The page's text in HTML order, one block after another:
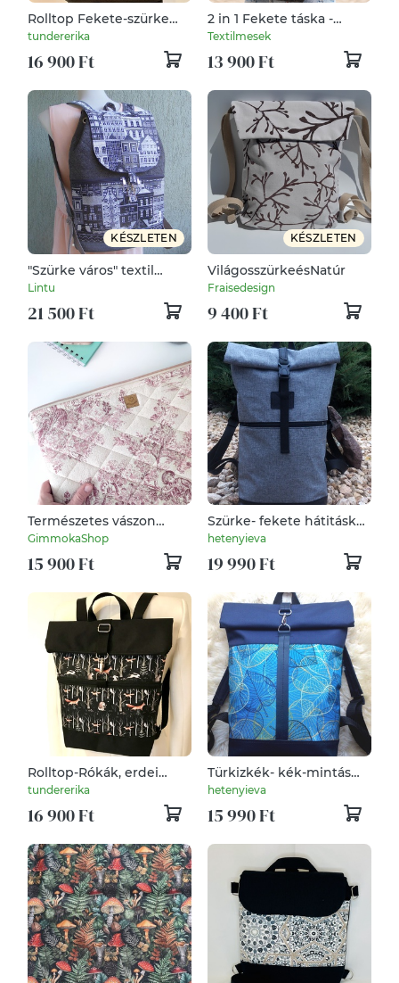
Rolltop Fekete-szürke
Vízálló-Hátizsák-Hátitáska
tundererika
16 900 Ft
2 in 1 Fekete táska -
városfeliratos
Textilmesek
13 900 Ft
KÉSZLETEN
"Szürke város" textil
hátizsák gobelin jellegű
Lintu
21 500 Ft
KÉSZLETEN
VilágosszürkeésNatúr
Fraisedesign
9 400 Ft
Természetes vászon
laptop védőtok - elegáns
nőies 13-16" méretben
GimmokaShop
15 900 Ft
Szürke- fekete hátitáska-
vízálló - ROLL TOP/
laptop táska- Nagy
méret-első zsebes
hetenyieva
19 990 Ft
Rolltop-Rókák, erdei
állatok-Vízálló-Hátizsák-
tundererika
16 900 Ft
Türkizkék- kék-mintás
hátitáska- valódi bőrrel -
vízálló - rolltop - ajándék
hetenyieva
15 990 Ft